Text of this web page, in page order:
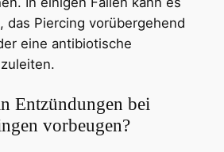
das Piercing vorübergehend
eine antibiotische
Entzündungen bei
vorbeugen?